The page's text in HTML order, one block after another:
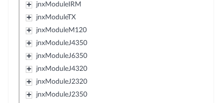
jnxModuleIRM
jnxModuleTX
jnxModuleM120
jnxModuleJ4350
jnxModuleJ6350
jnxModuleJ4320
jnxModuleJ2320
jnxModuleJ2350